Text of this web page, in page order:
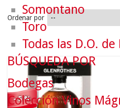
Ordenar por
- 5 %
Somontano
Toro
Todas las D.O. de
BÚSQUEDA POR
Bodegas
Colección Vinos